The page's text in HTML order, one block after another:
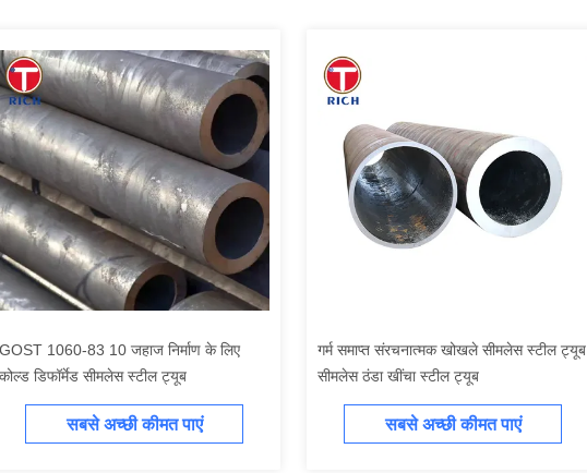
GOST 1060-83 10 जहाज निर्माण के लिए
कोल्ड डिफॉर्मेड सीमलेस स्टील ट्यूब
सबसे अच्छी कीमत पाएं
गर्म समाप्त संरचनात्मक खोखले सीमलेस स्टील ट्यूब
सीमलेस ठंडा खींचा स्टील ट्यूब
सबसे अच्छी कीमत पाएं